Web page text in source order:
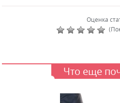
Оценка
Что еще